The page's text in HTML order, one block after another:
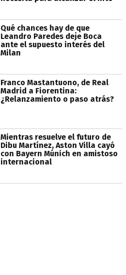
Qué chances hay de que
Leandro Paredes deje Boca
ante el supuesto interés del
Milan
Franco Mastantuono, de Real
Madrid a Fiorentina:
¿Relanzamiento o paso atrás?
Mientras resuelve el futuro de
Dibu Martínez, Aston Villa cayó
con Bayern Múnich en amistoso
internacional